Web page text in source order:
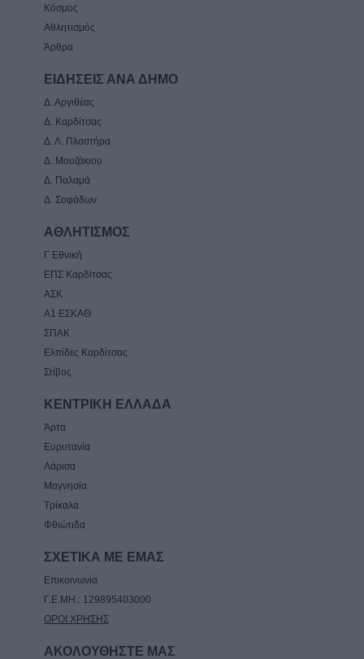
Κόσμος
Αθλητισμός
Άρθρα
ΕΙΔΗΣΕΙΣ ΑΝΑ ΔΗΜΟ
Δ. Αργιθέας
Δ. Καρδίτσας
Δ. Λ. Πλαστήρα
Δ. Μουζάκιου
Δ. Παλαμά
Δ. Σοφάδων
ΑΘΛΗΤΙΣΜΟΣ
Γ Εθνική
ΕΠΣ Καρδίτσας
ΑΣΚ
Α1 ΕΣΚΑΘ
ΣΠΑΚ
Ελπίδες Καρδίτσας
Στίβος
ΚΕΝΤΡΙΚΗ ΕΛΛΑΔΑ
Άρτα
Ευρυτανία
Λάρισα
Μαγνησία
Τρίκαλα
Φθιώτιδα
ΣΧΕΤΙΚΑ ΜΕ ΕΜΑΣ
Επικοινωνία
Γ.Ε.ΜΗ.: 129895403000
ΟΡΟΙ ΧΡΗΣΗΣ
ΑΚΟΛΟΥΘΗΣΤΕ ΜΑΣ